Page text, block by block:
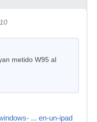
metido W95 al
... en-un-ipad